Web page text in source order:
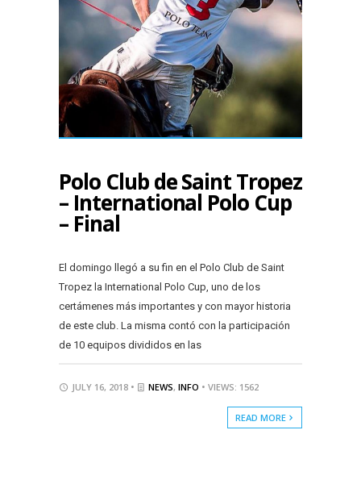
Polo Club de Saint Tropez
– International Polo Cup
– Final
El domingo llegó a su fin en el Polo Club de Saint
Tropez la International Polo Cup, uno de los
certámenes más importantes y con mayor historia
de este club. La misma contó con la participación
de 10 equipos divididos en las
JULY 16, 2018 • NEWS, INFO • VIEWS: 1562
READ MORE